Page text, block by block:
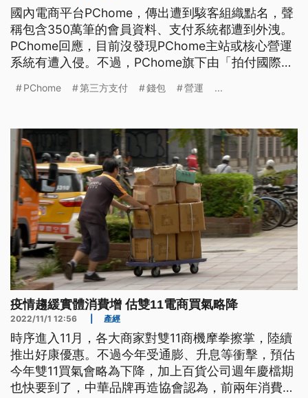
國內電商平台PChome，傳出遭到駭客組織點名，聲
稱包含350萬筆的會員資料、支付系統都遭到外洩。
PChome回應，目前沒發現PChome主站或核心營運
系統有遭入侵。不過，PChome旗下由「拍付國際」
訊息，已通報主管機關，同步進行資安鑑定，對用戶
行政檢查」，維護民眾權益。
PChome 第三方支付 錢包 營運 ...
疫情趨緩實體消費增 估雙11電商買氣略降
2022/11/1 12:56 產經
時序進入11月，各大商家對雙11商機摩拳擦掌，陸續
推出好康優惠。不過今年受通膨、升息等衝擊，預估
今年雙11買氣會略為下降，加上百貨公司週年慶檔期
也快要到了，中華品牌再造協會認為，前兩年消費已